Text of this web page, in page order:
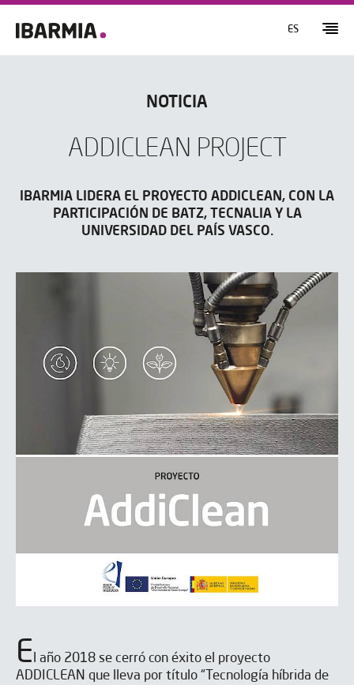
ES
NOTICIA
ADDICLEAN PROJECT
IBARMIA LIDERA EL PROYECTO ADDICLEAN, CON LA
PARTICIPACIÓN DE BATZ, TECNALIA Y LA
UNIVERSIDAD DEL PAÍS VASCO.
E l año 2018 se cerró con éxito el proyecto
ADDICLEAN que lleva por título “Tecnología híbrida de